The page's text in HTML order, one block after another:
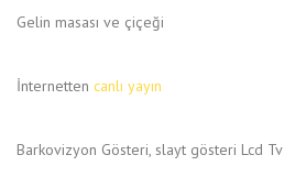
Gelin masası ve çiçeği
İnternetten canlı yayın
Barkovizyon Gösteri, slayt gösteri Lcd Tv